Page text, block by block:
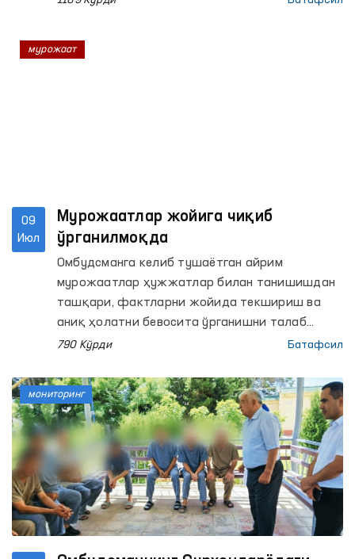
09
Июл
Мурожаатлар жойига чиқиб
ўрганилмоқда
Омбудсманга келиб тушаётган айрим
мурожаатлар ҳужжатлар билан танишишдан
ташқари, фактларни жойида текшириш ва
аниқ ҳолатни бевосита ўрганишни талаб
қилади.
790 Кўрди Батафсил
мурожаат
мониторинг